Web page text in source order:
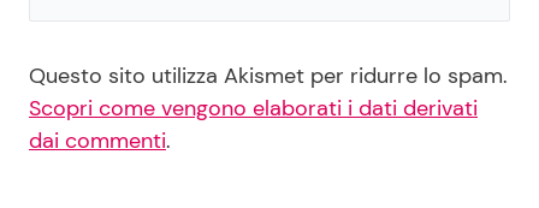
Questo sito utilizza Akismet per ridurre lo spam.
Scopri come vengono elaborati i dati derivati
dai commenti.